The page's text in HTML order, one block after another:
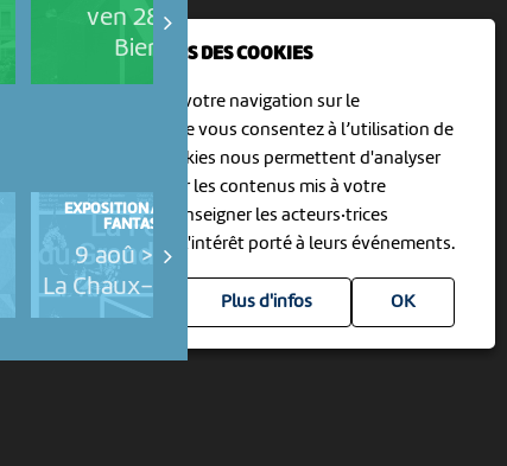
NOUS UTILISONS DES COOKIES
En poursuivant votre navigation sur le
culturoscoPe site vous consentez à l’utilisation de
cookies. Les cookies nous permettent d'analyser
le trafic, d’affiner les contenus mis à votre
disposition et renseigner les acteurs·trices
culturel·le·s sur l'intérêt porté à leurs événements.
Plus d'infos
ven 28 août
Bienne
jeu 3 septembre
EXPOSITION ARTISTES DU
FANTASTIQUE
9 aoû > 27 sep
La Chaux-du-Milieu
STILL LIFE - KATIA BUCHER
21 aoû > 6 sep
Courrendlin